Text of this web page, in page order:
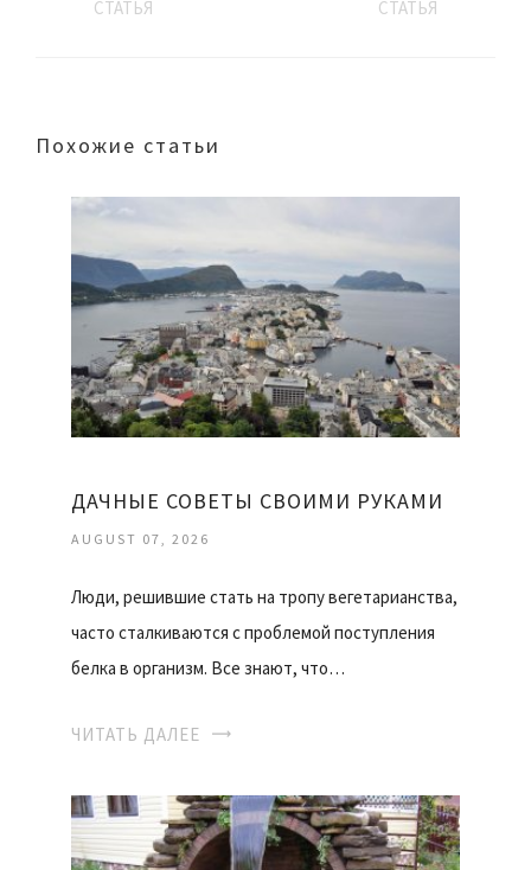
СТАТЬЯ
СТАТЬЯ
Похожие статьи
ДАЧНЫЕ СОВЕТЫ СВОИМИ РУКАМИ
AUGUST 07, 2026
Люди, решившие стать на тропу вегетарианства,
часто сталкиваются с проблемой поступления
белка в организм. Все знают, что…
ЧИТАТЬ ДАЛЕЕ